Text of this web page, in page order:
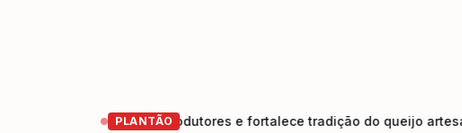
PLANTÃO
nova geração de produtores e fortalece tradição do queijo artesanal